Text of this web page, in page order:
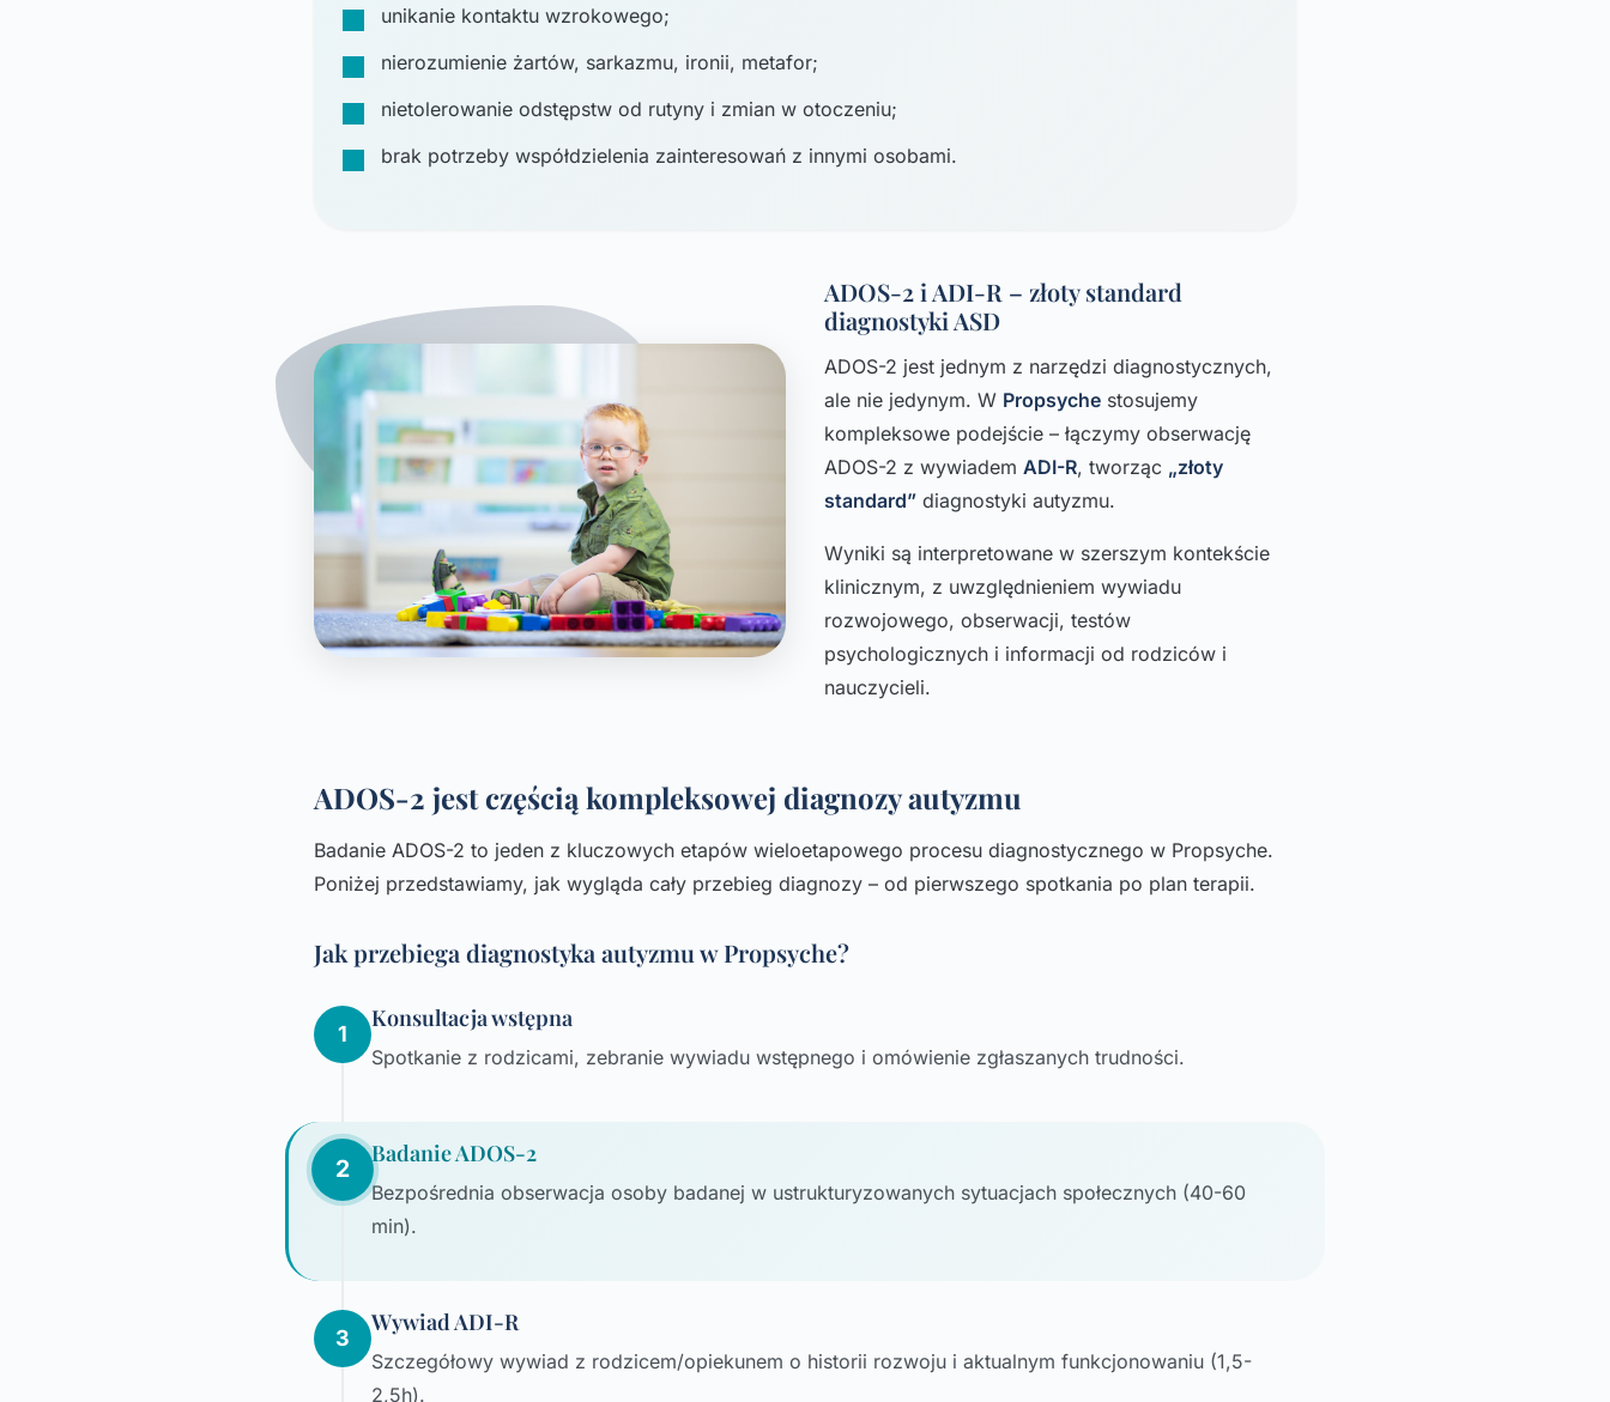
unikanie kontaktu wzrokowego;
nierozumienie żartów, sarkazmu, ironii, metafor;
nietolerowanie odstępstw od rutyny i zmian w otoczeniu;
brak potrzeby współdzielenia zainteresowań z innymi osobami.
ADOS-2 i ADI-R – złoty standard
diagnostyki ASD
ADOS-2 jest jednym z narzędzi diagnostycznych,
ale nie jedynym. W Propsyche stosujemy
kompleksowe podejście – łączymy obserwację
ADOS-2 z wywiadem ADI-R, tworząc „złoty
standard” diagnostyki autyzmu.
Wyniki są interpretowane w szerszym kontekście
klinicznym, z uwzględnieniem wywiadu
rozwojowego, obserwacji, testów
psychologicznych i informacji od rodziców i
nauczycieli.
ADOS-2 jest częścią kompleksowej diagnozy autyzmu
Badanie ADOS-2 to jeden z kluczowych etapów wieloetapowego procesu diagnostycznego w Propsyche.
Poniżej przedstawiamy, jak wygląda cały przebieg diagnozy – od pierwszego spotkania po plan terapii.
Jak przebiega diagnostyka autyzmu w Propsyche?
1
Konsultacja wstępna
Spotkanie z rodzicami, zebranie wywiadu wstępnego i omówienie zgłaszanych trudności.
2
Badanie ADOS-2
Bezpośrednia obserwacja osoby badanej w ustrukturyzowanych sytuacjach społecznych (40-60
min).
3
Wywiad ADI-R
Szczegółowy wywiad z rodzicem/opiekunem o historii rozwoju i aktualnym funkcjonowaniu (1,5-
2,5h).